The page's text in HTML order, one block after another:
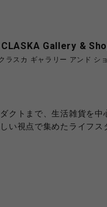
CLASKA Gallery &
クラスカ ギャラリー アンド シ
クトまで、生活雑貨を
い視点で集めたライフス